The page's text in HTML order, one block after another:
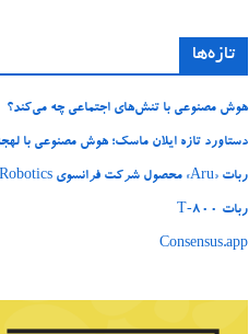
تازه‌ها
هوش مصنوعی با تنش‌های اجتماعی چه می‌کند؟
دستاورد تازه ایلان ماسک؛ هوش مصنوعی با
ربات «Aru» محصول شرکت فرانسوی Nio Robotics
ربات T‑800
Consensus.app